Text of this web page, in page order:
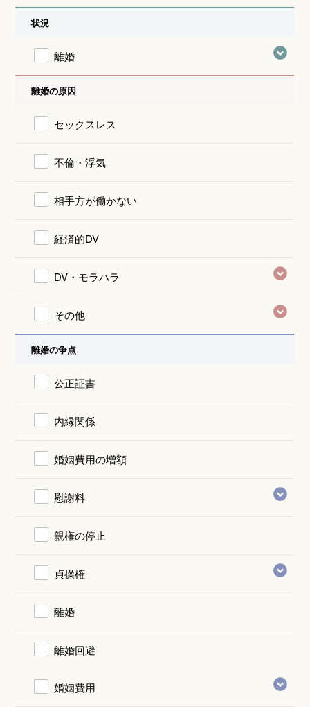
状況
離婚
離婚の原因
セックスレス
不倫・浮気
相手方が働かない
経済的DV
DV・モラハラ
その他
離婚の争点
公正証書
内縁関係
婚姻費用の増額
慰謝料
親権の停止
貞操権
離婚
離婚回避
婚姻費用